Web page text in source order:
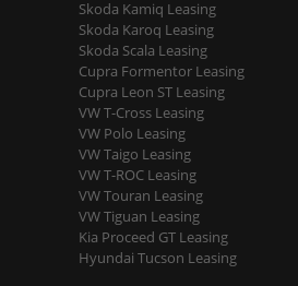
Skoda Kamiq Leasing
Skoda Karoq Leasing
Skoda Scala Leasing
Cupra Formentor Leasing
Cupra Leon ST Leasing
VW T-Cross Leasing
VW Polo Leasing
VW Taigo Leasing
VW T-ROC Leasing
VW Touran Leasing
VW Tiguan Leasing
Kia Proceed GT Leasing
Hyundai Tucson Leasing